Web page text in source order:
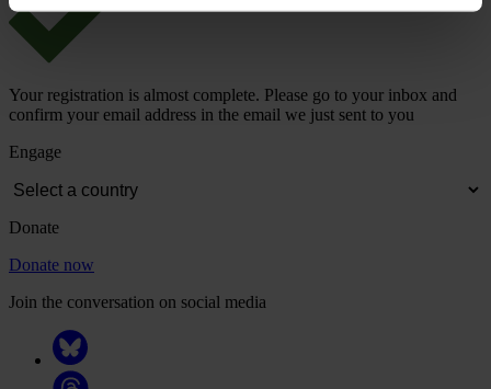
Your registration is almost complete. Please go to your inbox and
confirm your email address in the email we just sent to you
Engage
Donate
Donate now
Join the conversation on social media